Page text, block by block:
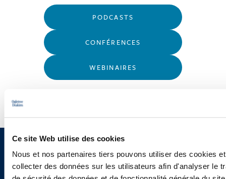
Ce site Web utilise des cookies
Nous et nos partenaires tiers pouvons utiliser des cookies
collecter des données sur les utilisateurs afin d'analyser le
PODCASTS
CONFÉRENCES
WEBINAIRES
Vous souhaitez recevoir nos